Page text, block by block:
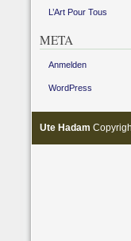
L’Art Pour Tous
META
Anmelden
WordPress
Ute Hadam